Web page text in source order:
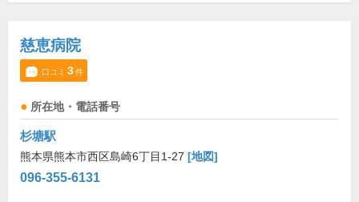
慈恵病院
口コミ 3件
所在地・電話番号
杉塘駅
熊本県熊本市西区島崎6丁目1-27 [地図]
096-355-6131